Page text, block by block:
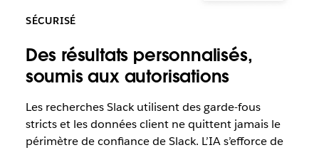
SÉCURISÉ
Des résultats personnalisés,
soumis aux autorisations
Les recherches Slack utilisent des garde-fous
stricts et les données client ne quittent jamais le
périmètre de confiance de Slack. L’IA s’efforce de